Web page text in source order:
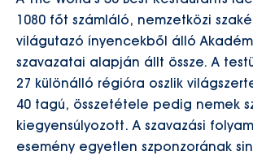
1080 főt számláló, nemzetközi
világutazó ínyencekből álló
szavazatai alapján állt össze. A
27 különálló régióra oszlik
40 tagú, összetétele pedig nemek
kiegyensúlyozott. A szavazási
esemény egyetlen szponzorának